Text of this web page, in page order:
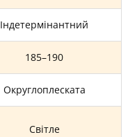
Індетермінантний
185–190
Округлоплеската
Світле